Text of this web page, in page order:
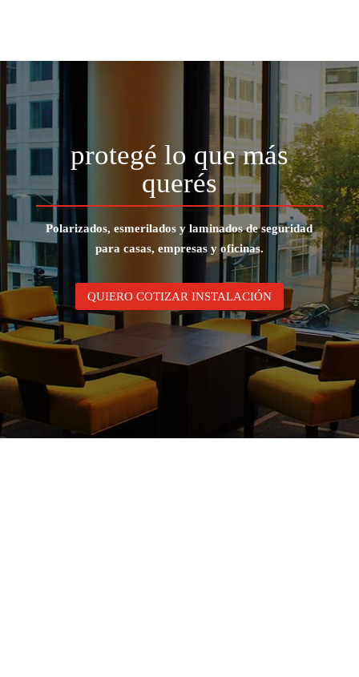
protegé lo que más
querés
Polarizados, esmerilados y laminados de seguridad
para casas, empresas y oficinas.
QUIERO COTIZAR INSTALACIÓN